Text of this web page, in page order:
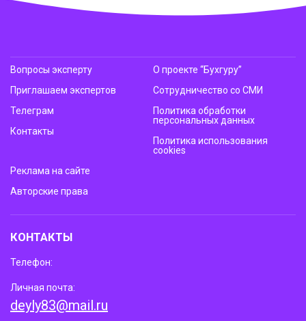
Вопросы эксперту
Приглашаем экспертов
Телеграм
Контакты
О проекте “Бухгуру”
Сотрудничество со СМИ
Политика обработки
персональных данных
Политика использования
cookies
Реклама на сайте
Авторские права
КОНТАКТЫ
Телефон:
Личная почта:
deyly83@mail.ru